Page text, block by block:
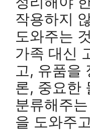
작용하지
도와주는
가족 대신
고, 유품을
론, 중요한
분류해주
을 도와주